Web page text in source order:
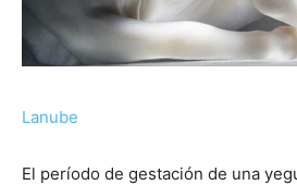
Lanube
El período de gestación de una